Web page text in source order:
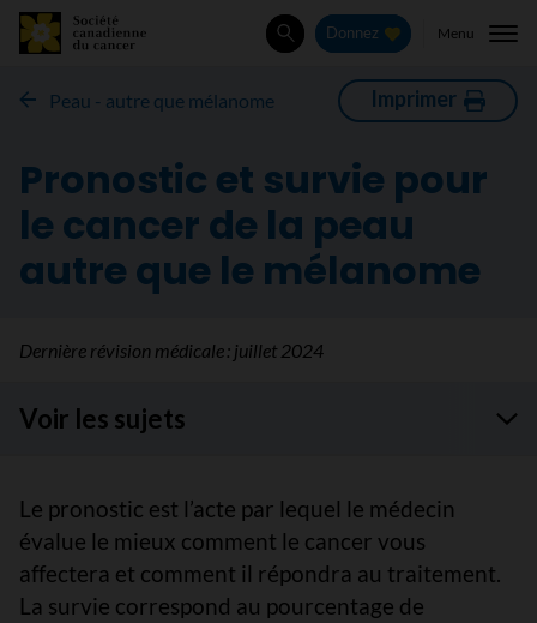
Rechercher
Donnez Menu
Peau - autre que mélanome Imprimer
Pronostic et survie pour
le cancer de la peau
autre que le mélanome
Dernière révision médicale : juillet 2024
Voir les sujets
Le pronostic est l’acte par lequel le médecin
évalue le mieux comment le cancer vous
affectera et comment il répondra au traitement.
La survie correspond au pourcentage de